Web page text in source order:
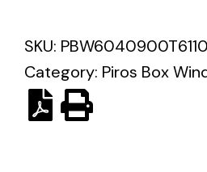
SKU:
Category: Piros Box